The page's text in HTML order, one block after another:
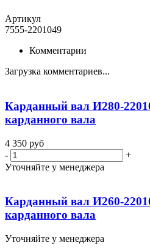
Артикул
7555-2201049
Комментарии
Загрузка комментариев...
Карданный вал И280-
карданного вала
4 350 руб
-
+
Уточняйте у менеджера
Карданный вал И260-
карданного вала
Уточняйте у менеджера